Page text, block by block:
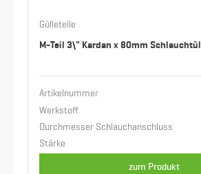
Gülleteile
M-Teil 3\" Kardan x 80mm
Artikelnummer
Werkstoff
Durchmesser Schlauchanschluss
Stärke
zum Produkt